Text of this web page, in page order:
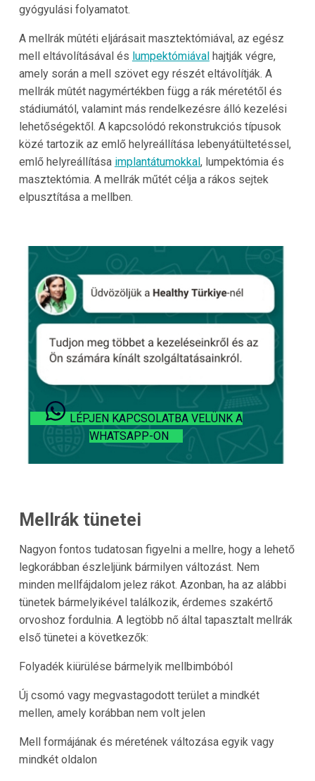
gyógyulási folyamatot.
A mellrák mûtéti eljárásait masztektómiával, az egész
mell eltávolításával és lumpektómiávalhajtják végre,
amely során a mell szövet egy részét eltávolítják. A
mellrák mûtét nagymértékben függ a rák méretétől és
stádiumától, valamint más rendelkezésre álló kezelési
lehetőségektől. A kapcsolódó rekonstrukciós típusok
közé tartozik az emlő helyreállítása lebenyátültetéssel,
emlő helyreállítása implantátumokkal, lumpektómia és
masztektómia. A mellrák műtét célja a rákos sejtek
elpusztítása a mellben.
LÉPJEN KAPCSOLATBA VELÜNK A
WHATSAPP-ON
Mellrák tünetei
Nagyon fontos tudatosan figyelni a mellre, hogy a lehető
legkorábban észleljünk bármilyen változást. Nem
minden mellfájdalom jelez rákot. Azonban, ha az alábbi
tünetek bármelyikével találkozik, érdemes szakértő
orvoshoz fordulnia. A legtöbb nő által tapasztalt mellrák
első tünetei a következők:
Folyadék kiürülése bármelyik mellbimbóból
Új csomó vagy megvastagodott terület a mindkét
mellen, amely korábban nem volt jelen
Mell formájának és méretének változása egyik vagy
mindkét oldalon